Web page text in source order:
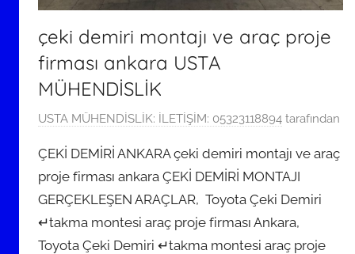
çeki demiri montajı ve araç proje
firması ankara USTA
MÜHENDİSLİK
2
M
a
y
ı
s
USTA MÜHENDİSLİK: İLETİŞİM: 05323118894 tarafından
ÇEKİ DEMİRİ ANKARA çeki demiri montajı ve araç
proje firması ankara ÇEKİ DEMİRİ MONTAJI
GERÇEKLEŞEN ARAÇLAR, Toyota Çeki Demiri
↵takma montesi araç proje firması Ankara,
Toyota Çeki Demiri ↵takma montesi araç proje